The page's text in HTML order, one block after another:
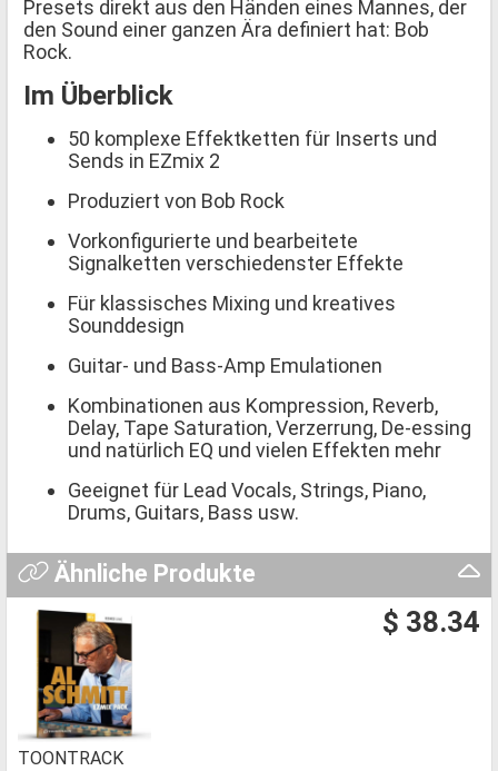
Presets direkt aus den Händen eines Mannes, der
den Sound einer ganzen Ära definiert hat: Bob
Rock.
Im Überblick
50 komplexe Effektketten für Inserts und
Sends in EZmix 2
Produziert von Bob Rock
Vorkonfigurierte und bearbeitete
Signalketten verschiedenster Effekte
Für klassisches Mixing und kreatives
Sounddesign
Guitar- und Bass-Amp Emulationen
Kombinationen aus Kompression, Reverb,
Delay, Tape Saturation, Verzerrung, De-essing
und natürlich EQ und vielen Effekten mehr
Geeignet für Lead Vocals, Strings, Piano,
Drums, Guitars, Bass usw.
Ähnliche Produkte
$ 38.34
TOONTRACK